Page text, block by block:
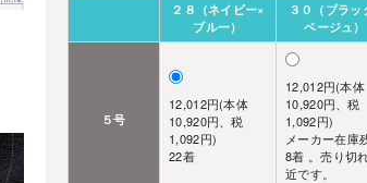
２８（ネイビー×
ブルー）
３０（ブラッ
ベージュ）
５号
12,012円(本体
10,920円、税
1,092円)
22着
12,012円(本体
10,920円、税
1,092円)
メーカー在庫
8着 。売り切
近です。